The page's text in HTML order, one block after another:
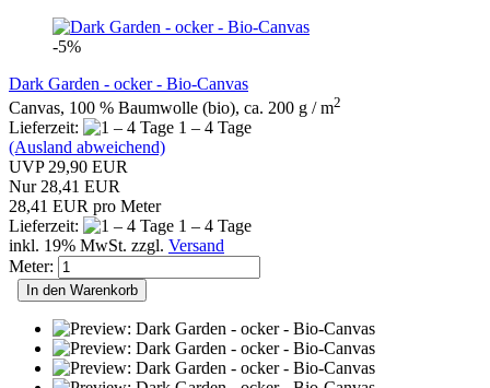
-5%
Dark Garden - ocker - Bio-Canvas
Canvas, 100 % Baumwolle (bio), ca. 200 g / m2
Lieferzeit:
1 – 4 Tage
(Ausland abweichend)
UVP 29,90 EUR
Nur 28,41 EUR
28,41 EUR pro Meter
Lieferzeit:
1 – 4 Tage
inkl. 19% MwSt. zzgl. Versand
Meter:
In den Warenkorb